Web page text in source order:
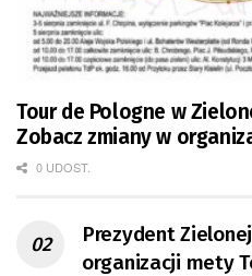
Tour de Pologne w
Zobacz zmiany w
0 UDOST.
Prezydent
organizacji mety